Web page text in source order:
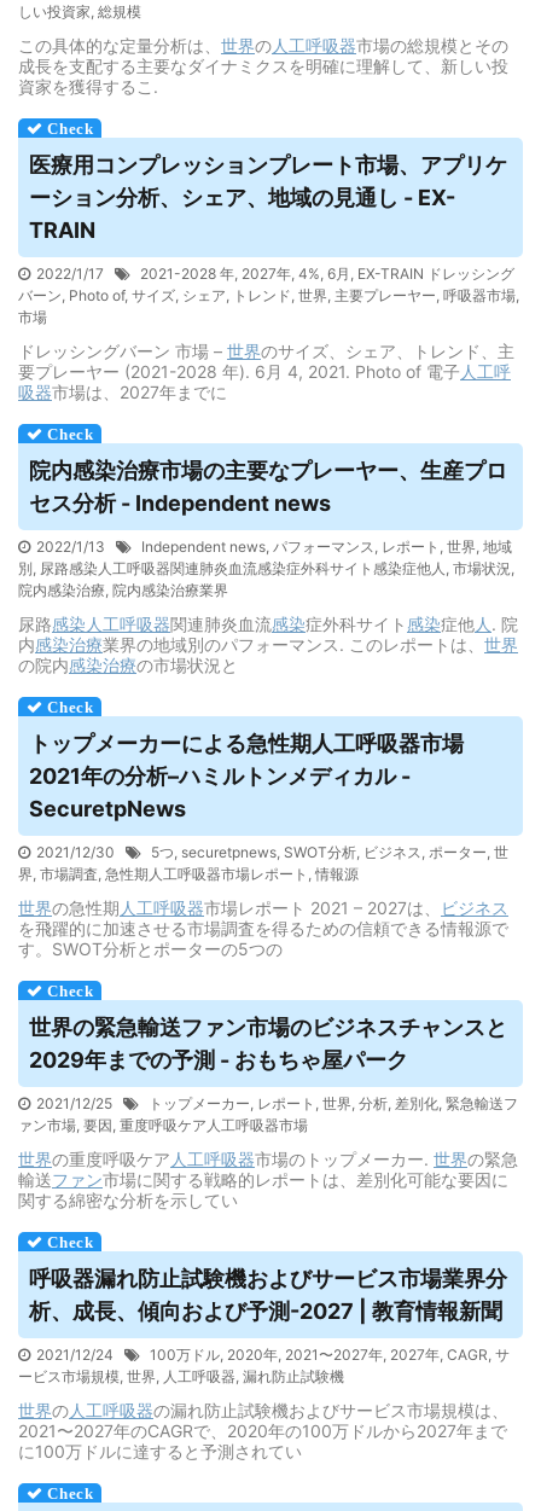
しい投資家, 総規模
この具体的な定量分析は、 世界の人工呼吸器市場の総規模とその
成長を支配する主要なダイナミクスを明確に理解して、新しい投
資家を獲得するこ.
医療用コンプレッションプレート市場、アプリケ
ーション分析、シェア、地域の見通し - EX-
TRAIN
2022/1/17 2021-2028 年, 2027年, 4%, 6月 , EX-TRAIN ドレッシング
バーン, Photo of, サイズ, シェア, トレンド, 世界, 主要プレーヤー, 呼吸器市場,
市場
ドレッシングバーン 市場 – 世界のサイズ、シェア、トレンド、主
要プレーヤー (2021-2028 年). 6月 4, 2021. Photo of 電子 人工呼
吸器市場は、2027年までに
院内感染治療市場の主要なプレーヤー、生産プロ
セス分析 - Independent news
2022/1/13 Independent news, パフォーマンス, レポート , 世界, 地域
別, 尿路感染人工呼吸器関連肺炎血流感染症外科サイト感染症他人 , 市場状況,
院内感染治療, 院内感染治療業界
尿路感染 人工呼吸器関連肺炎血流感染症外科サイト 感染症他人 . 院
内感染治療業界の地域別のパフォーマンス. このレポートは、 世界
の院内感染治療の市場状況と
トップメーカーによる急性期 人工呼吸器市場
2021年の分析–ハミルトンメディカル -
SecuretpNews
2021/12/30 5つ, securetpnews, SWOT分析, ビジネス, ポーター, 世
界, 市場調査, 急性期人工呼吸器市場レポート , 情報源
世界の急性期 人工呼吸器市場レポート 2021 – 2027は、
ビジネス
を飛躍的に加速させる市場調査を得るための信頼できる情報源で
す。SWOT分析とポーターの5つの
世界の緊急輸送ファン市場のビジネスチャンスと
2029年までの予測 - おもちゃ屋パーク
2021/12/25 トップメーカー, レポート , 世界, 分析, 差別化, 緊急輸送フ
ァン市場, 要因, 重度呼吸ケア人工呼吸器市場
世界の重度呼吸ケア 人工呼吸器市場のトップメーカー. 世界の緊急
輸送ファン市場に関する戦略的レポートは、差別化可能な要因に
関する綿密な分析を示してい
呼吸器漏れ防止試験機およびサービス市場業界分
析、成長、傾向および予測-2027 | 教育情報新聞
2021/12/24 100万ドル, 2020年, 2021〜2027年, 2027年, CAGR, サ
ービス市場規模, 世界, 人工呼吸器, 漏れ防止試験機
世界の人工呼吸器の漏れ防止試験機およびサービス市場規模は、
2021〜2027年のCAGRで、2020年の100万ドルから2027年まで
に100万ドルに達すると予測されてい